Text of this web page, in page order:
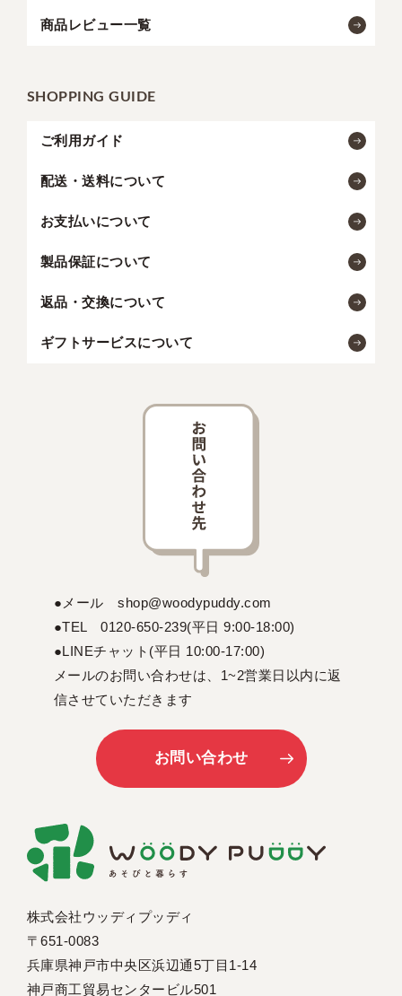
商品レビュー一覧
SHOPPING GUIDE
ご利用ガイド
配送・送料について
お支払いについて
製品保証について
返品・交換について
ギフトサービスについて
株式会社ウッディプッディ
〒651-0083
兵庫県神戸市中央区浜辺通5丁目1-14
神戸商工貿易センタービル501
●メール shop@woodypuddy.com
●TEL 0120-650-239(平日 9:00-18:00)
●LINEチャット(平日 10:00-17:00)
メールのお問い合わせは、1~2営業日以内に返
信させていただきます
お問い合わせ